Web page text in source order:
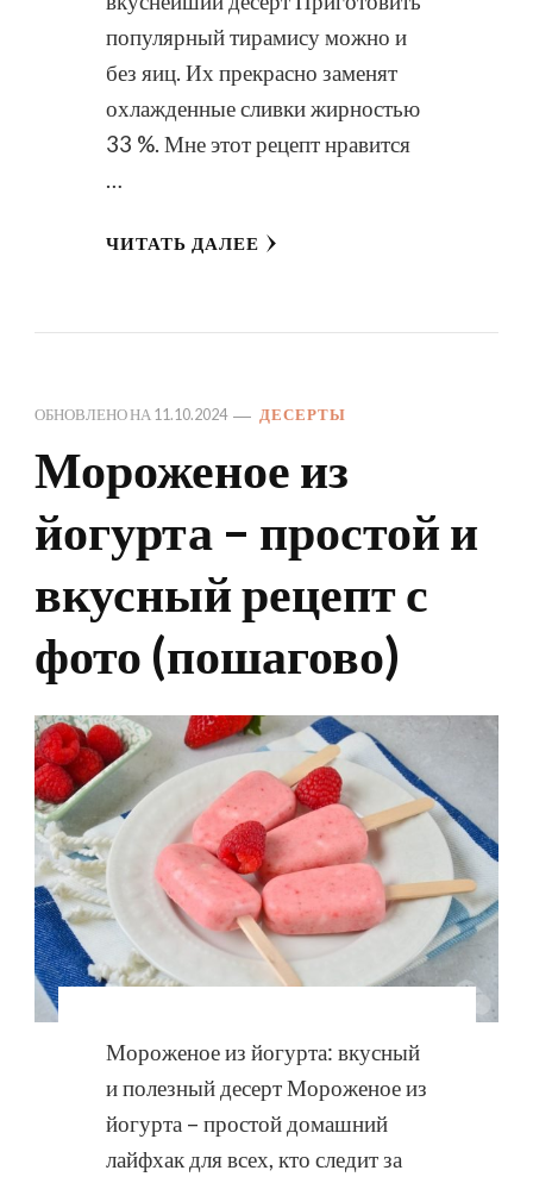
популярный тирамису можно и
без яиц. Их прекрасно заменят
охлажденные сливки жирностью
33 %. Мне этот рецепт нравится
…
ЧИТАТЬ ДАЛЕЕ
ОБНОВЛЕНО НА 11.10.2024 ДЕСЕРТЫ
Мороженое из
йогурта – простой и
вкусный рецепт с
фото (пошагово)
Мороженое из йогурта: вкусный
и полезный десерт Мороженое из
йогурта – простой домашний
лайфхак для всех, кто следит за